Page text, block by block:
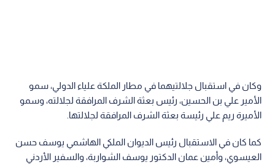
وكان في استقبال جلالتيهما في مطار الملكة علياء الدولي، سمو
الأمير علي بن الحسين، رئيس بعثة الشرف المرافقة لجلالته، وسمو
الأميرة ريم علي رئيسة بعثة الشرف المرافقة لجلالتها.
كما كان في الاستقبال رئيس الديوان الملكي الهاشمي يوسف حسن
العيسوي، وأمين عمان الدكتور يوسف الشواربة، والسفير الأردني